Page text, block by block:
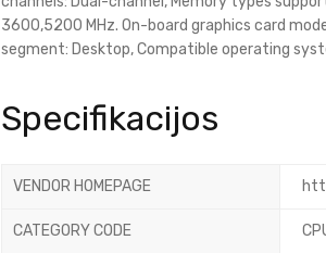
3600,5200 MHz. On-board graphics card
segment: Desktop, Compatible operating
Specifikacijos
VENDOR HOMEPAGE
CATEGORY CODE